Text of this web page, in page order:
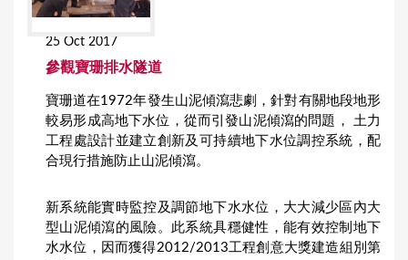
25 Oct 2017
參觀寶珊排水隧道
寶珊道在1972年發生山泥傾瀉悲劇，針對有關地段地形
較易形成高地下水位，從而引發山泥傾瀉的問題， 土力
工程處設計並建立創新及可持續地下水位調控系統，配
合現行措施防止山泥傾瀉。
新系統能實時監控及調節地下水水位，大大減少區內大
型山泥傾瀉的風險。此系統具穩健性，能有效控制地下
水水位，因而獲得2012/2013工程創意大獎建造組別第